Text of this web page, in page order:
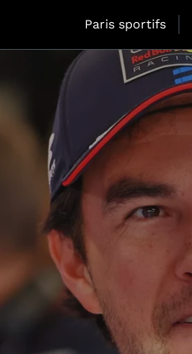
Paris sportifs